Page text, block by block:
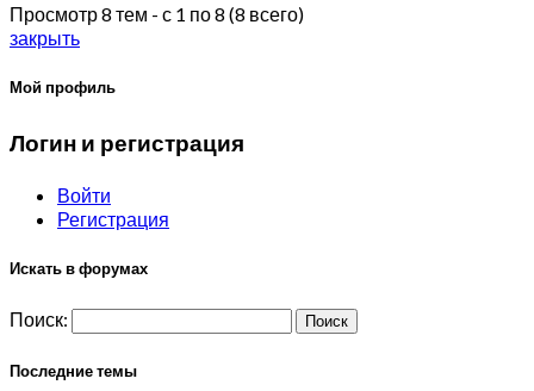
Просмотр 8 тем - с 1 по 8 (8 всего)
закрыть
Мой профиль
Логин и регистрация
Войти
Регистрация
Искать в форумах
Поиск:
Последние темы